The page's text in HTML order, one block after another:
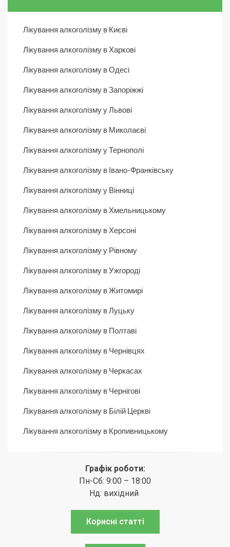
Лікування алкоголізму в Києві
Лікування алкоголізму в Харкові
Лікування алкоголізму в Одесі
Лікування алкоголізму в Запоріжжі
Лікування алкоголізму у Львові
Лікування алкоголізму в Миколаєві
Лікування алкоголізму у Тернополі
Лікування алкоголізму в Івано-Франківську
Лікування алкоголізму у Вінниці
Лікування алкоголізму в Хмельницькому
Лікування алкоголізму в Херсоні
Лікування алкоголізму у Рівному
Лікування алкоголізму в Ужгороді
Лікування алкоголізму в Житомирі
Лікування алкоголізму в Луцьку
Лікування алкоголізму в Полтаві
Лікування алкоголізму в Чернівцях
Лікування алкоголізму в Черкасах
Лікування алкоголізму в Чернігові
Лікування алкоголізму в Білій Церкві
Лікування алкоголізму в Кропивницькому
Графік роботи:
Пн-Сб: 9:00 – 18:00
Нд: вихідний
Корисні статті